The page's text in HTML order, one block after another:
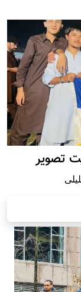
تصویر